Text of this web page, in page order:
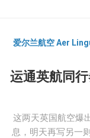
爱尔兰航空 Aer
运通英航同
这两天英国航空爆
息，明天再写另一